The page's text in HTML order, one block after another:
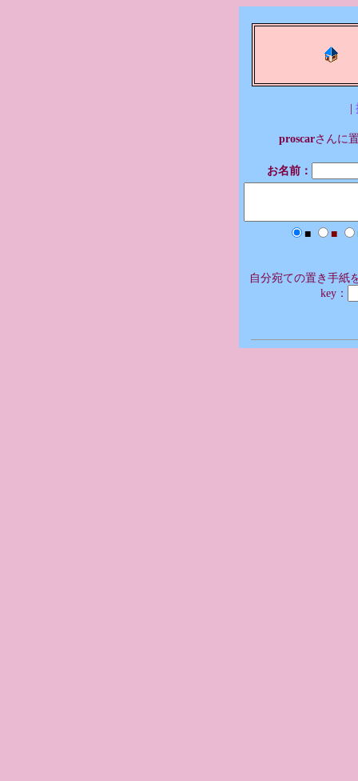
|
proscarさんに
お名前：
■ ■
自分宛ての置き手紙
key：